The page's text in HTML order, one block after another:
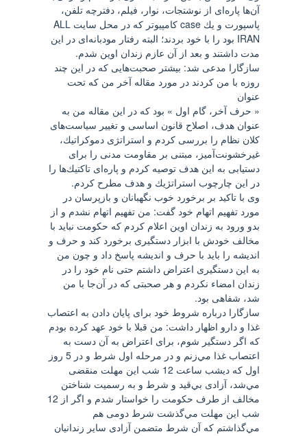
آن‌ها پاره‌ای از نوشتجات، نوار، فيلم، دفترچه تلفن،
پاسپورت و يك case كامپيوتر كه در محل سايت ALL
IRAN‌ بود را با خود بردند؛ البته رفتار مودبانه‌ای در اين
مدت داشتند و بعد از آن عازم زندان اوين شدم.
سازگارا مدعی شد: بيشتر صحبت‌هايی كه در اين چند
روزه با من كردند در مورد مقاله‌ آخر من كه تحت
عنوان
« حرف آخر، گام اول » بود كه در اين مقاله من به
عنوان هدف، اصلاح قانون اساسی و تغيير سياست‌های
كلان نظام را بررسی كردم و استراتژی دموكراتيك،
غيرخشونت‌آميز، مبتنی بر مقاومت مدنی را برای
دستيابی به اين هدف توصيه كردم و پاره‌ای تاكتيك‌ها را
در اين چارچوب استراتژيك و هدف مطرح كردم.
وی با تاكيد بر برخورد خوب نگهبانان و بازپرسان در
مورد تفهيم اتهام خود گفت: من تفهيم اتهام نشدم و از
بدو ورود به زندان اوين اعلام كردم كه حكومت نبايد با
مخالف خودش با ابزار دستگيری برخورد كند و حرف و
انديشه را بايد با حرف و انديشه پاسخ داد و چون من
به اين دستگيری اعتراض داشتم حتی نام خود را در
زندان امضاء نكردم و هر صحبتی كه در آن‌جا با من
شد، شفاهی بود.
سازگارا درباره‌ شروط خود برای پايان دادن به اعتصاب
غذا و دارو اظهار داشت: من قبلا با خود عهد كرده بودم
كه اگر دستگير شوم، برای اعتراض به آن دست به
اعتصاب غذا مي‌زنم و در مرحله‌ اول شرط و در 5 روز
اول كه ديشب ساعت 12 شب اين مهلت منقضی
مي‌شد، آزادی بي‌قيد و شرط و به رسميت شناختن
مخالف از طرف حكومت را خواستار شدم و اگر از 12
شب اين مهلت مي‌گذشت شرط دومی هم
مي‌گذاشتم كه آن شرط متضمن آزادی ساير زندانيان